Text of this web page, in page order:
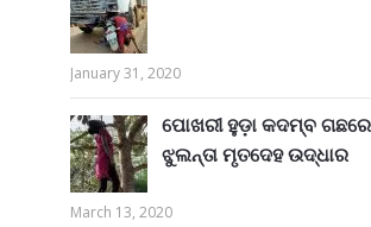
January 31, 2020
ପୋଖରୀ ହୁଡ଼ା କଦମ୍ବ
ଝୁଲନ୍ତା ମୃତଦେହ ଉଦ୍ଧାର
March 13, 2020